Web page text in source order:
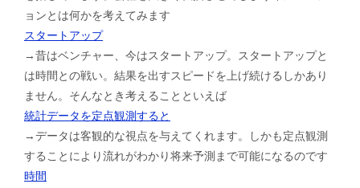
ョンとは何かを考えてみます
スタートアップ
→昔はベンチャー、今はスタートアップ。スタートアップと
は時間との戦い。結果を出すスピードを上げ続けるしかあり
ません。そんなとき考えることといえば
統計データを定点観測すると
→データは客観的な視点を与えてくれます。しかも定点観測
することにより流れがわかり将来予測まで可能になるのです
時間